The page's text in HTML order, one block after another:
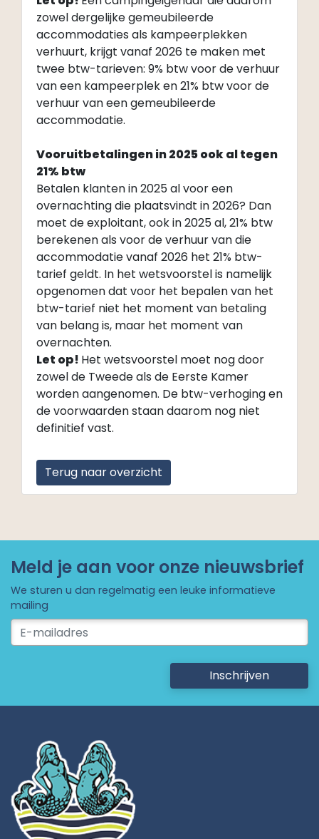
zowel dergelijke gemeubileerde
accommodaties als kampeerplekken
verhuurt, krijgt vanaf 2026 te maken met
twee btw-tarieven: 9% btw voor de verhuur
van een kampeerplek en 21% btw voor de
verhuur van een gemeubileerde
accommodatie.
Vooruitbetalingen in 2025 ook al tegen
21% btw
Betalen klanten in 2025 al voor een
overnachting die plaatsvindt in 2026? Dan
moet de exploitant, ook in 2025 al, 21% btw
berekenen als voor de verhuur van die
accommodatie vanaf 2026 het 21% btw-
tarief geldt. In het wetsvoorstel is namelijk
opgenomen dat voor het bepalen van het
btw-tarief niet het moment van betaling
van belang is, maar het moment van
overnachten.
Let op! Het wetsvoorstel moet nog door
zowel de Tweede als de Eerste Kamer
worden aangenomen. De btw-verhoging en
de voorwaarden staan daarom nog niet
definitief vast.
Terug naar overzicht
Meld je aan voor onze nieuwsbrief
We sturen u dan regelmatig een leuke informatieve
mailing
Inschrijven